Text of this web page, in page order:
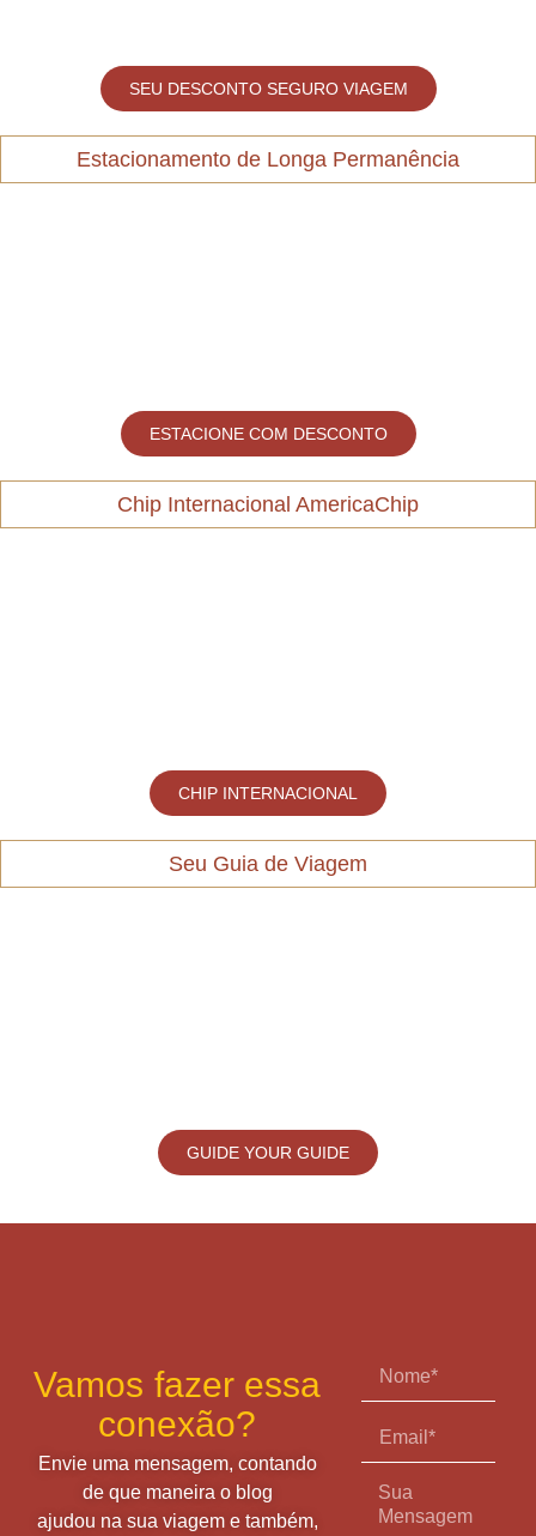
SEU DESCONTO SEGURO VIAGEM
Estacionamento de Longa Permanência
ESTACIONE COM DESCONTO
Chip Internacional AmericaChip
CHIP INTERNACIONAL
Seu Guia de Viagem
GUIDE YOUR GUIDE
Vamos fazer essa
conexão?
Envie uma mensagem, contando
de que maneira o blog
ajudou na sua viagem e também,